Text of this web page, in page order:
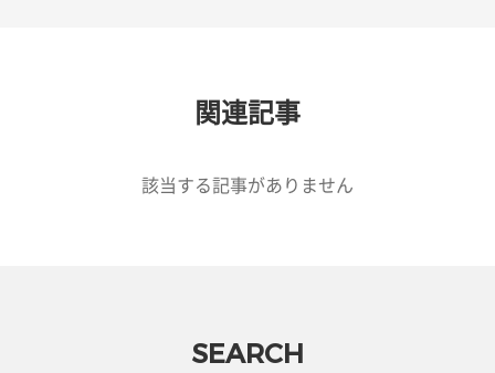
関連記事
該当する記事がありません
SEARCH